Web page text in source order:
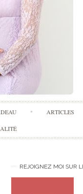
ARTICLES
REJOIGNEZ MOI SUR